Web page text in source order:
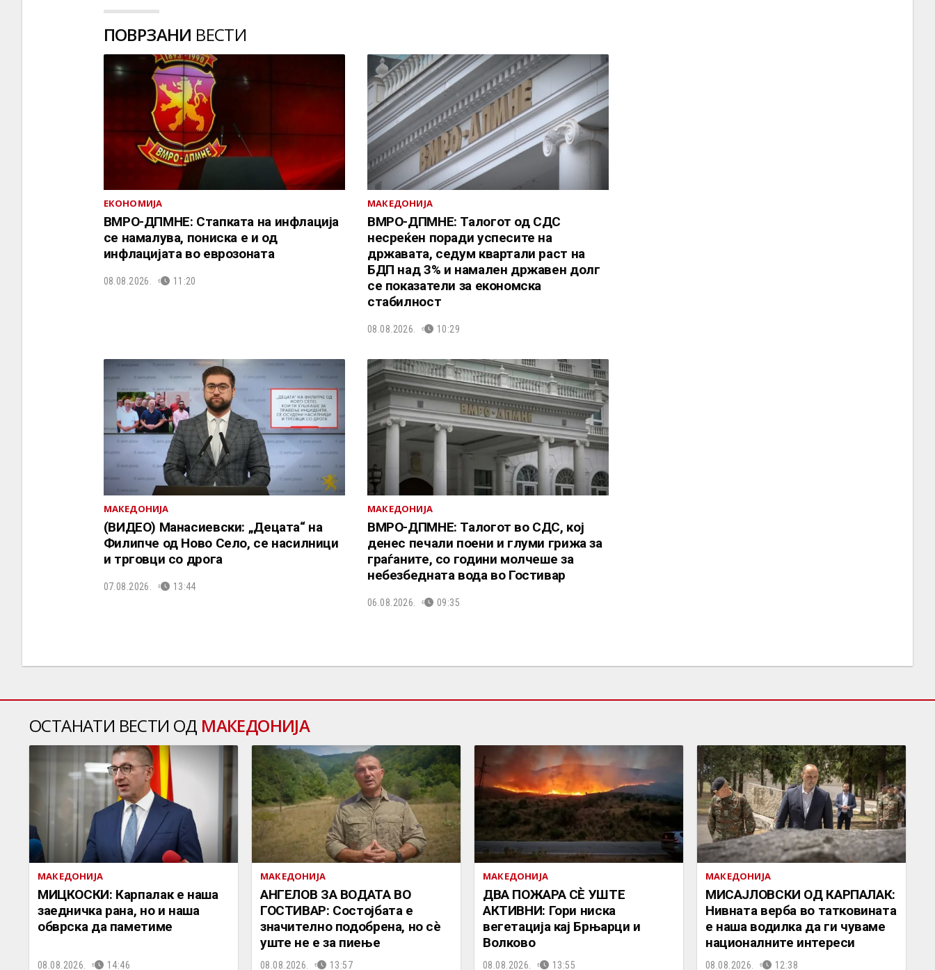
ПОВРЗАНИ ВЕСТИ
ЕКОНОМИЈА
ВМРО-ДПМНЕ: Стапката на инфлација
се намалува, пониска е и од
инфлацијата во еврозоната
08.08.2026. 11:20
МАКЕДОНИЈА
ВМРО-ДПМНЕ: Талогот од СДС
несреќен поради успесите на
државата, седум квартали раст на
БДП над 3% и намален државен долг
се показатели за економска
стабилност
08.08.2026. 10:29
МАКЕДОНИЈА
(ВИДЕО) Манасиевски: „Децата“ на
Филипче од Ново Село, се насилници
и трговци со дрога
07.08.2026. 13:44
МАКЕДОНИЈА
ВМРО-ДПМНЕ: Талогот во СДС, кој
денес печали поени и глуми грижа за
граѓаните, со години молчеше за
небезбедната вода во Гостивар
06.08.2026. 09:35
ОСТАНАТИ ВЕСТИ ОД МАКЕДОНИЈА
МАКЕДОНИЈА
МИЦКОСКИ: Карпалак е наша
заедничка рана, но и наша
обврска да паметиме
08.08.2026. 14:46
МАКЕДОНИЈА
АНГЕЛОВ ЗА ВОДАТА ВО
ГОСТИВАР: Состојбата е
значително подобрена, но сè
уште не е за пиење
08.08.2026. 13:57
МАКЕДОНИЈА
ДВА ПОЖАРА СÈ УШТЕ
АКТИВНИ: Гори ниска
вегетација кај Брњарци и
Волково
08.08.2026. 13:55
МАКЕДОНИЈА
МИСАЈЛОВСКИ ОД КАРПАЛАК:
Нивната верба во татковината
е наша водилка да ги чуваме
националните интереси
08.08.2026. 12:38